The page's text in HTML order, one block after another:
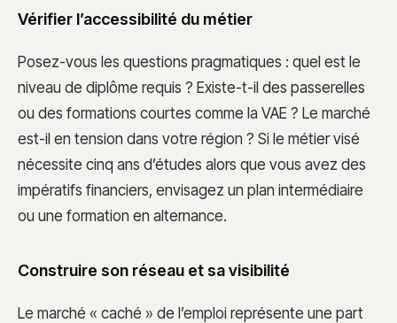
Vérifier l’accessibilité du métier
Posez-vous les questions pragmatiques : quel est le
niveau de diplôme requis ? Existe-t-il des passerelles
ou des formations courtes comme la VAE ? Le marché
est-il en tension dans votre région ? Si le métier visé
nécessite cinq ans d’études alors que vous avez des
impératifs financiers, envisagez un plan intermédiaire
ou une formation en alternance.
Construire son réseau et sa visibilité
Le marché « caché » de l’emploi représente une part